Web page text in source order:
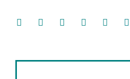
facebooksoundcloud
twitter mastodoninstagram